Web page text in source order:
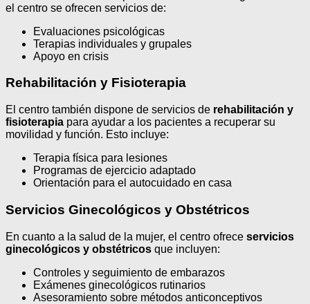
el centro se ofrecen servicios de:
Evaluaciones psicológicas
Terapias individuales y grupales
Apoyo en crisis
Rehabilitación y Fisioterapia
El centro también dispone de servicios de rehabilitación y
fisioterapia para ayudar a los pacientes a recuperar su
movilidad y función. Esto incluye:
Terapia física para lesiones
Programas de ejercicio adaptado
Orientación para el autocuidado en casa
Servicios Ginecológicos y Obstétricos
En cuanto a la salud de la mujer, el centro ofrece servicios
ginecológicos y obstétricos que incluyen:
Controles y seguimiento de embarazos
Exámenes ginecológicos rutinarios
Asesoramiento sobre métodos anticonceptivos